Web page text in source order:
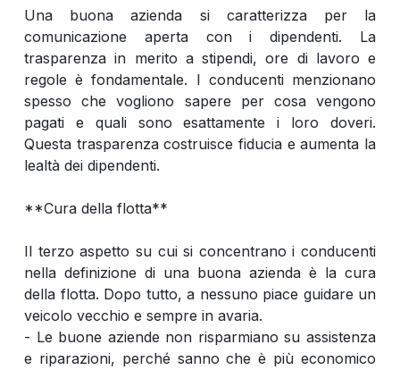
Una buona azienda si caratterizza per la
comunicazione aperta con i dipendenti. La
trasparenza in merito a stipendi, ore di lavoro e
regole è fondamentale. I conducenti menzionano
spesso che vogliono sapere per cosa vengono
pagati e quali sono esattamente i loro doveri.
Questa trasparenza costruisce fiducia e aumenta la
lealtà dei dipendenti.
**Cura della flotta**
Il terzo aspetto su cui si concentrano i conducenti
nella definizione di una buona azienda è la cura
della flotta. Dopo tutto, a nessuno piace guidare un
veicolo vecchio e sempre in avaria.
- Le buone aziende non risparmiano su assistenza
e riparazioni, perché sanno che è più economico